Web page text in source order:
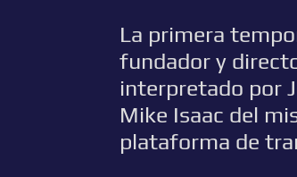
La primera
fundador y
interpretado por
Mike Isaac del
plataforma de